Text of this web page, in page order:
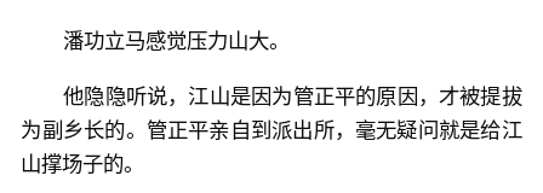
潘功立马感觉压力山大。
他隐隐听说，江山是因为管正平的原因，才被提拔
为副乡长的。管正平亲自到派出所，毫无疑问就是给江
山撑场子的。